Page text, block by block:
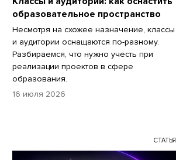
образовательное пространство
Несмотря на схожее назначение, классы
и аудитории оснащаются по-разному.
Разбираемся, что нужно учесть при
реализации проектов в сфере
образования.
16 июля 2026
СТАТЬЯ